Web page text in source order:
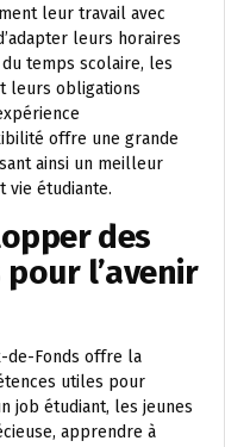
leur travail avec
leurs horaires
temps scolaire, les
leurs obligations
offre une grande
ainsi un meilleur
étudiante.
des
l’avenir
de-Fonds offre la
utiles pour
job étudiant, les jeunes
apprendre à